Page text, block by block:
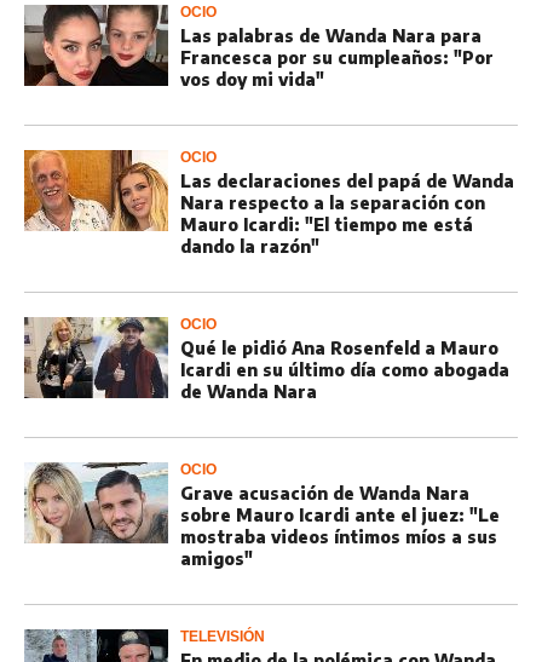
OCIO
Las palabras de Wanda Nara para
Francesca por su cumpleaños: "Por
vos doy mi vida"
OCIO
Las declaraciones del papá de Wanda
Nara respecto a la separación con
Mauro Icardi: "El tiempo me está
dando la razón"
OCIO
Qué le pidió Ana Rosenfeld a Mauro
Icardi en su último día como abogada
de Wanda Nara
OCIO
Grave acusación de Wanda Nara
sobre Mauro Icardi ante el juez: "Le
mostraba videos íntimos míos a sus
amigos"
TELEVISIÓN